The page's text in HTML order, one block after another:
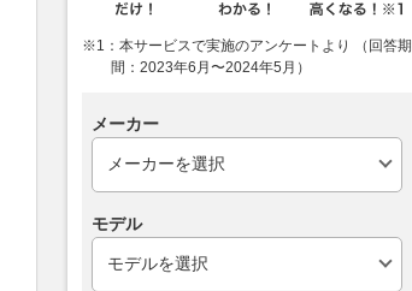
※1：本サービスで実施のアンケートより （回答期
間：2023年6月〜2024年5月）
メーカー
モデル